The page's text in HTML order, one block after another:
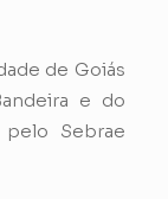
de Goiás
e do
Sebrae